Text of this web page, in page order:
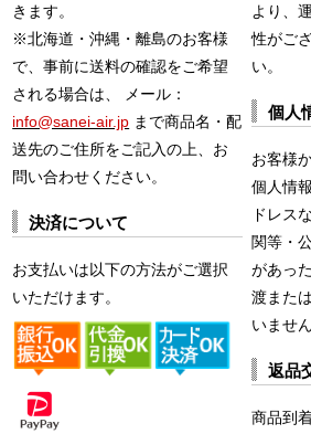
きます。
※北海道・沖縄・離島のお客様
で、事前に送料の確認をご希望
される場合は、 メール：
info@sanei-air.jp まで商品名・配
送先のご住所をご記入の上、お
問い合わせください。
決済について
お支払いは以下の方法がご選択
いただけます。
より、
性がご
い。
個人
お客様
個人情
ドレス
関等・
があっ
渡また
いません
返品
商品到